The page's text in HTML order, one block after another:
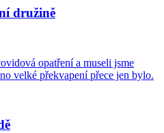
družině
opatření a museli jsme
velké překvapení přece jen bylo.